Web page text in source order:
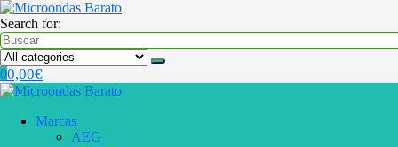
Search for:
00,00€
Marcas
AEG